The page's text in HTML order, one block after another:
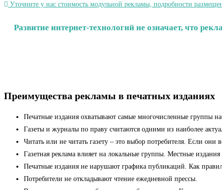
Уточните у нас стоимость модульной рекламы, подробности
Развитие интернет-технологий не означает, что
Преимущества рекламы в печатных изданиях
Печатные издания охватывают самые многочисленные группы
Газеты и журналы по праву считаются одними из наиболее
Читать или не читать газету – это выбор потребителя. Если
Газетная реклама влияет на локальные группы. Местные
Печатные издания не нарушают графика публикаций. Как
Потребители не откладывают чтение ежедневной прессы.